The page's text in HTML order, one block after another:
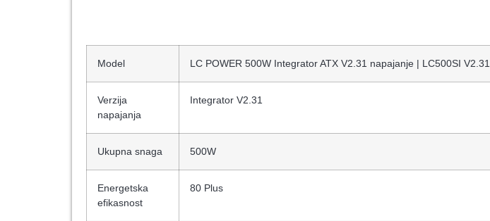
Model LC POWER 500W Integrator ATX V2.31 napajanje | LC500SI V2.31
Verzija
napajanja
Integrator V2.31
Ukupna snaga 500W
Energetska
efikasnost
80 Plus